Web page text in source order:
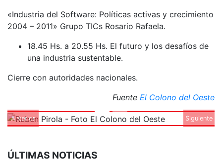
«Industria del Software: Políticas activas y crecimiento
2004 – 2011» Grupo TICs Rosario Rafaela.
18.45 Hs. a 20.55 Hs. El futuro y los desafíos de
una industria sustentable.
Cierre con autoridades nacionales.
Fuente El Colono del Oeste
Anterior Siguiente
ÚLTIMAS NOTICIAS